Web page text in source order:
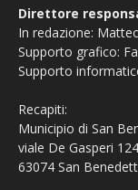
Direttore
In redazione:
Supporto grafico:
Supporto
Recapiti:
Municipio di San
viale De Gasperi 124
63074 San